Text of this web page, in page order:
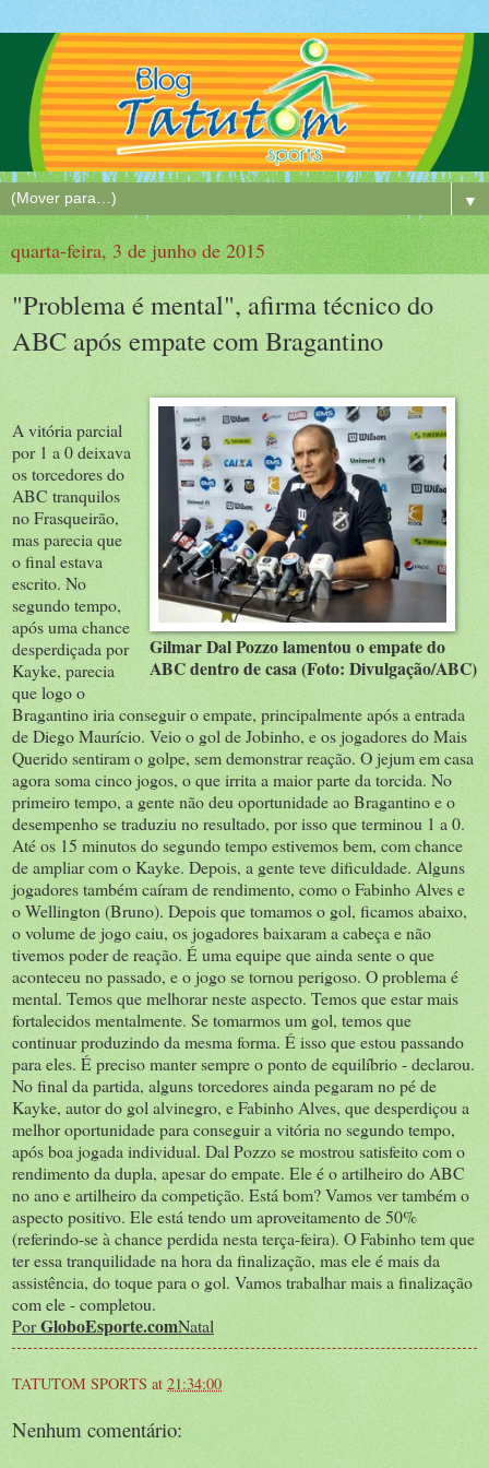
▼
quarta-feira, 3 de junho de 2015
"Problema é mental", afirma técnico do
ABC após empate com Bragantino
Gilmar Dal Pozzo lamentou o empate do
ABC dentro de casa (Foto: Divulgação/ABC)
A vitória parcial
por 1 a 0 deixava
os torcedores do
ABC tranquilos
no Frasqueirão,
mas parecia que
o final estava
escrito. No
segundo tempo,
após uma chance
desperdiçada por
Kayke, parecia
que logo o
Bragantino iria conseguir o empate, principalmente após a entrada
de Diego Maurício. Veio o gol de Jobinho, e os jogadores do Mais
Querido sentiram o golpe, sem demonstrar reação. O jejum em casa
agora soma cinco jogos, o que irrita a maior parte da torcida. No
primeiro tempo, a gente não deu oportunidade ao Bragantino e o
desempenho se traduziu no resultado, por isso que terminou 1 a 0.
Até os 15 minutos do segundo tempo estivemos bem, com chance
de ampliar com o Kayke. Depois, a gente teve dificuldade. Alguns
jogadores também caíram de rendimento, como o Fabinho Alves e
o Wellington (Bruno). Depois que tomamos o gol, ficamos abaixo,
o volume de jogo caiu, os jogadores baixaram a cabeça e não
tivemos poder de reação. É uma equipe que ainda sente o que
aconteceu no passado, e o jogo se tornou perigoso. O problema é
mental. Temos que melhorar neste aspecto. Temos que estar mais
fortalecidos mentalmente. Se tomarmos um gol, temos que
continuar produzindo da mesma forma. É isso que estou passando
para eles. É preciso manter sempre o ponto de equilíbrio - declarou.
No final da partida, alguns torcedores ainda pegaram no pé de
Kayke, autor do gol alvinegro, e Fabinho Alves, que desperdiçou a
melhor oportunidade para conseguir a vitória no segundo tempo,
após boa jogada individual. Dal Pozzo se mostrou satisfeito com o
rendimento da dupla, apesar do empate. Ele é o artilheiro do ABC
no ano e artilheiro da competição. Está bom? Vamos ver também o
aspecto positivo. Ele está tendo um aproveitamento de 50%
(referindo-se à chance perdida nesta terça-feira). O Fabinho tem que
ter essa tranquilidade na hora da finalização, mas ele é mais da
assistência, do toque para o gol. Vamos trabalhar mais a finalização
com ele - completou.
PorGloboEsporte.comNatal
TATUTOM SPORTS at 21:34:00
Nenhum comentário: